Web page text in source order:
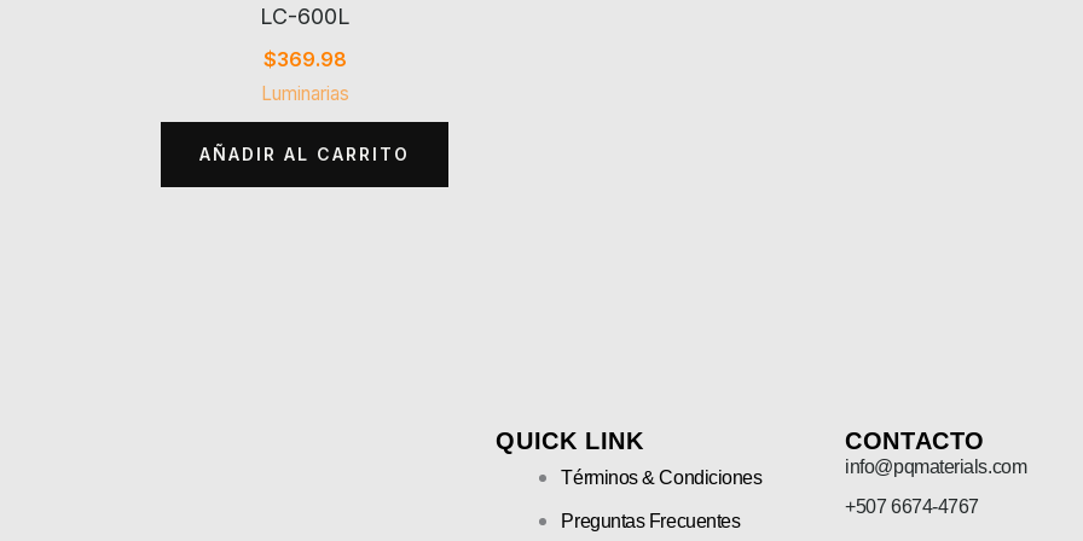
LC-600L
$369.98
Luminarias
AÑADIR AL CARRITO
QUICK LINK
Términos & Condiciones
Preguntas Frecuentes
CONTACTO
info@pqmaterials.com
+507 6674-4767